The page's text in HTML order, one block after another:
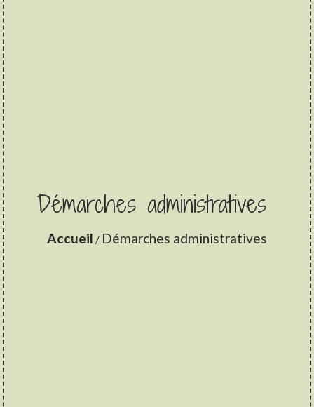
Démarches administratives
Accueil / Démarches administratives